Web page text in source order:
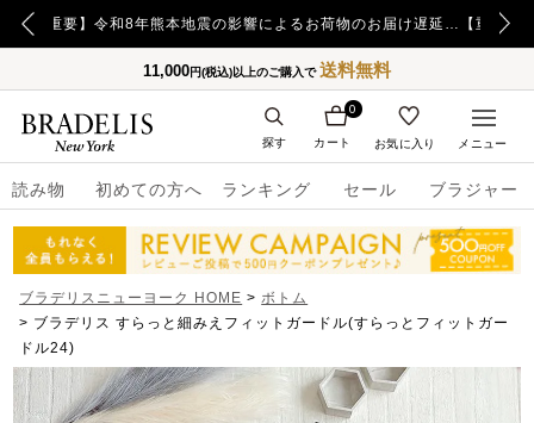
【重要】日本郵便の障害による配送への影響についてのお詫び
11,000円(税込)以上のご購入で送料無料
読み物 初めての方へ ランキング セール ブラジャー
カート
0
お気に入り
探す メニュー
ブラデリスニューヨーク HOME
ボトム
ブラデリス すらっと細みえフィットガードル(すらっとフィットガー
ドル24)